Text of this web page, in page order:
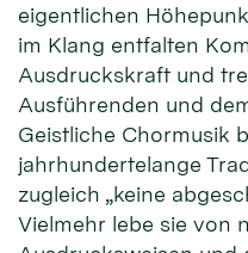
eigentlichen
im Klang entfalten
Ausdruckskraft und
Ausführenden und
Geistliche Chormusik
jahrhundertelange
zugleich „keine
Vielmehr lebe sie von